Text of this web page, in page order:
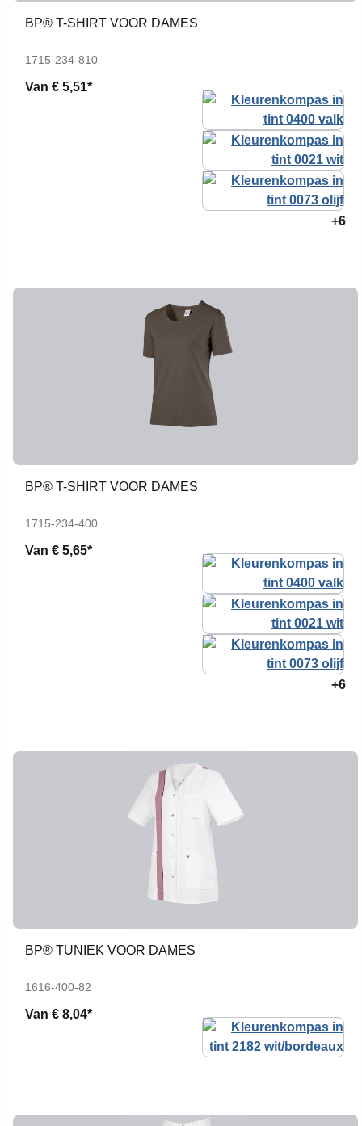
BP® T-SHIRT VOOR DAMES
1715-234-810
Van € 5,51*
+6
BP® T-SHIRT VOOR DAMES
1715-234-400
Van € 5,65*
+6
BP® TUNIEK VOOR DAMES
1616-400-82
Van € 8,04*